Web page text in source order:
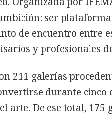
ser
de encuentro entre
y profesionales
211 galerías
durante cinco
arte. De ese total, 175